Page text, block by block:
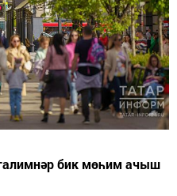
бик мөһим ачыш